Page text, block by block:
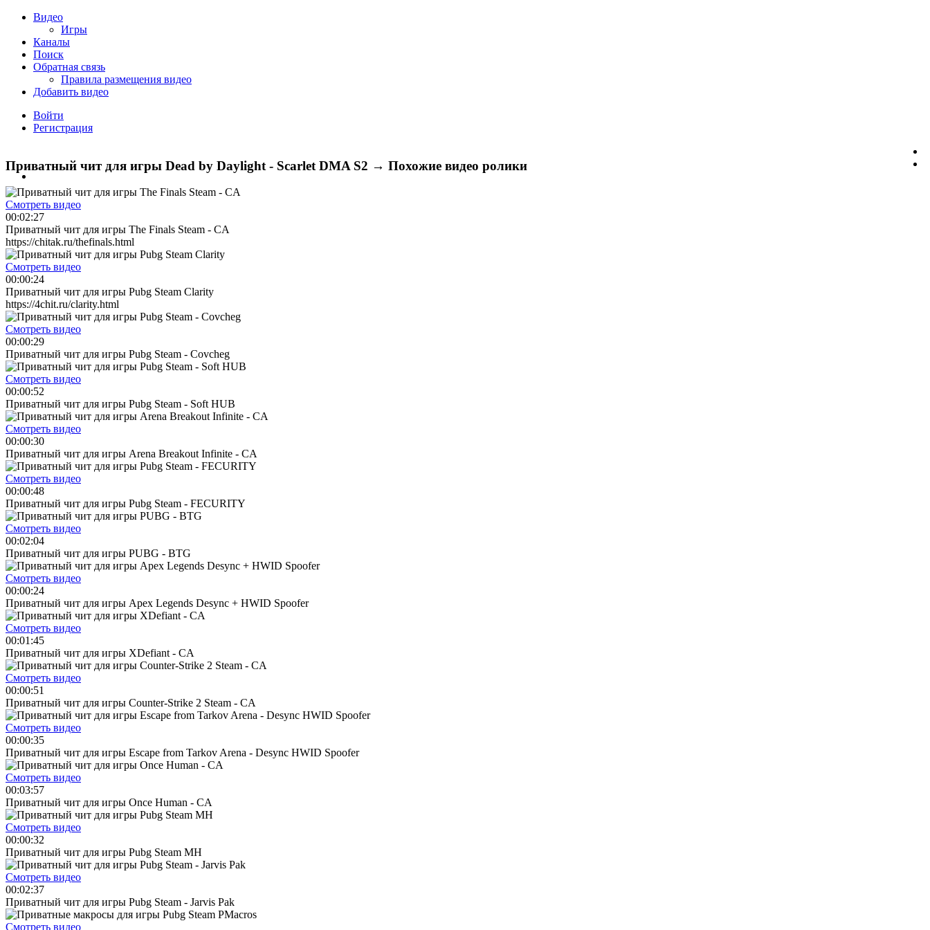
Видео
Игры
Каналы
Поиск
Обратная связь
​Пpaвилa paзмeщeния видeo
Добавить видео
Войти
Регистрация
Приватный чит для игры Dead by Daylight - Scarlet DMA S2 → Похожие видео ролики
Смотреть видео
00:02:27
Приватный чит для игры The Finals Steam - CA
https://chitak.ru/thefinals.html
Смотреть видео
00:00:24
Приватный чит для игры Pubg Steam Clarity
https://4chit.ru/clarity.html
Смотреть видео
00:00:29
Приватный чит для игры Pubg Steam - Covcheg
Смотреть видео
00:00:52
Приватный чит для игры Pubg Steam - Soft HUB
Смотреть видео
00:00:30
Приватный чит для игры Arena Breakout Infinite - CA
Смотреть видео
00:00:48
Приватный чит для игры Pubg Steam - FECURITY
Смотреть видео
00:02:04
Приватный чит для игры PUBG - BTG
Смотреть видео
00:00:24
Приватный чит для игры Apex Legends Desync + HWID Spoofer
Смотреть видео
00:01:45
Приватный чит для игры XDefiant - CA
Смотреть видео
00:00:51
Приватный чит для игры Counter-Strike 2 Steam - CA
Смотреть видео
00:00:35
Приватный чит для игры Escape from Tarkov Arena - Desync HWID Spoofer
Смотреть видео
00:03:57
Приватный чит для игры Once Human - CA
Смотреть видео
00:00:32
Приватный чит для игры Pubg Steam MH
Смотреть видео
00:02:37
Приватный чит для игры Pubg Steam - Jarvis Pak
Смотреть видео